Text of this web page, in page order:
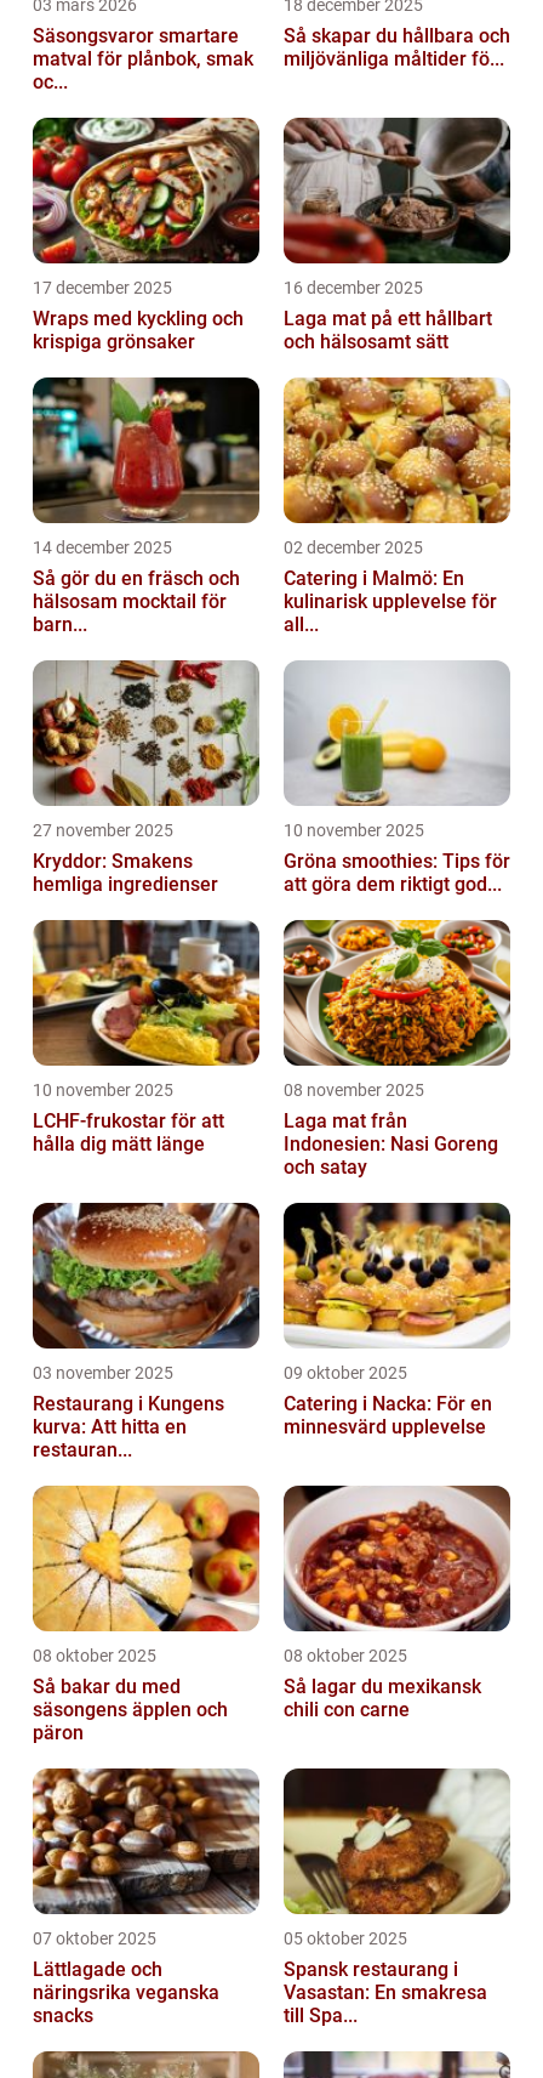
03 mars 2026
Säsongsvaror smartare
matval för plånbok, smak
oc...
18 december 2025
Så skapar du hållbara och
miljövänliga måltider fö...
17 december 2025
Wraps med kyckling och
krispiga grönsaker
16 december 2025
Laga mat på ett hållbart
och hälsosamt sätt
14 december 2025
Så gör du en fräsch och
hälsosam mocktail för
barn...
02 december 2025
Catering i Malmö: En
kulinarisk upplevelse för
all...
27 november 2025
Kryddor: Smakens
hemliga ingredienser
10 november 2025
Gröna smoothies: Tips för
att göra dem riktigt god...
10 november 2025
LCHF-frukostar för att
hålla dig mätt länge
08 november 2025
Laga mat från
Indonesien: Nasi Goreng
och satay
03 november 2025
Restaurang i Kungens
kurva: Att hitta en
restauran...
09 oktober 2025
Catering i Nacka: För en
minnesvärd upplevelse
08 oktober 2025
Så bakar du med
säsongens äpplen och
päron
08 oktober 2025
Så lagar du mexikansk
chili con carne
07 oktober 2025
Lättlagade och
näringsrika veganska
snacks
05 oktober 2025
Spansk restaurang i
Vasastan: En smakresa
till Spa...